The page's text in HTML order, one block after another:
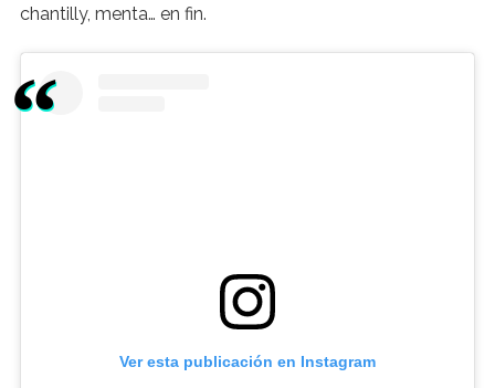
chantilly, menta… en fin.
Ver esta publicación en Instagram